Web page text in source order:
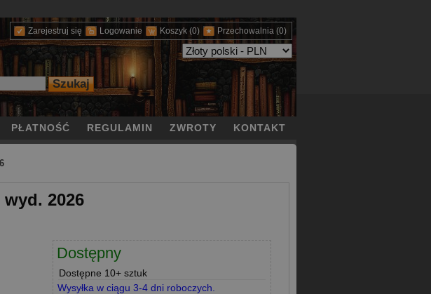
Zarejestruj się Logowanie Koszyk (0) Przechowalnia (0)
PŁATNOŚĆ REGULAMIN ZWROTY KONTAKT
2026
Dostępny
Dostępne 10+ sztuk
Wysyłka w ciągu 3-4 dni roboczych.